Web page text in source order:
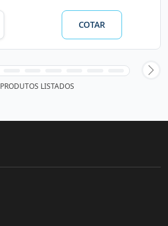
COTAR
PRODUTOS LISTADOS